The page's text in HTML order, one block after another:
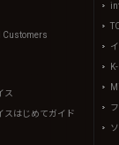
Customers
ス
スはじめてガイド